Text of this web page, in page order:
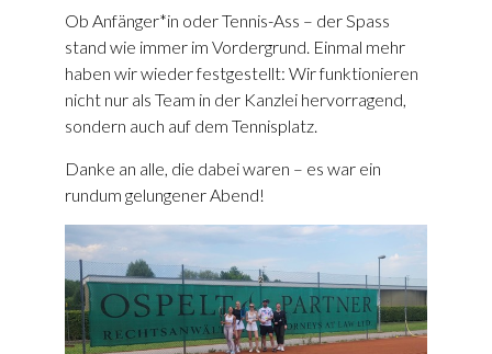
Ob Anfänger*in oder Tennis-Ass – der Spass
stand wie immer im Vordergrund. Einmal mehr
haben wir wieder festgestellt: Wir funktionieren
nicht nur als Team in der Kanzlei hervorragend,
sondern auch auf dem Tennisplatz.
Danke an alle, die dabei waren – es war ein
rundum gelungener Abend!